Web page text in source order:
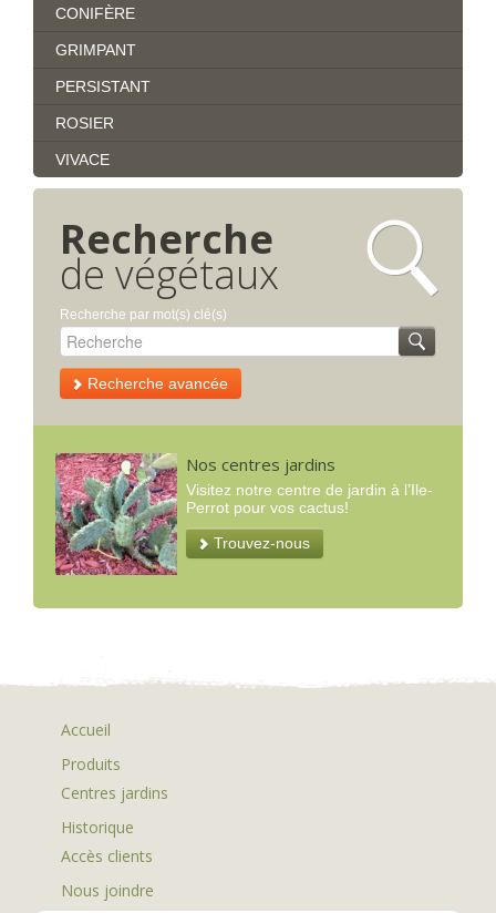
CONIFÈRE
GRIMPANT
PERSISTANT
ROSIER
VIVACE
Recherche
de végétaux
Recherche par mot(s) clé(s)
Recherche avancée
Nos centres jardins
Visitez notre centre de jardin à l’Ile-
Perrot pour vos cactus!
Trouvez-nous
Accueil
Produits
Centres jardins
Historique
Accès clients
Nous joindre